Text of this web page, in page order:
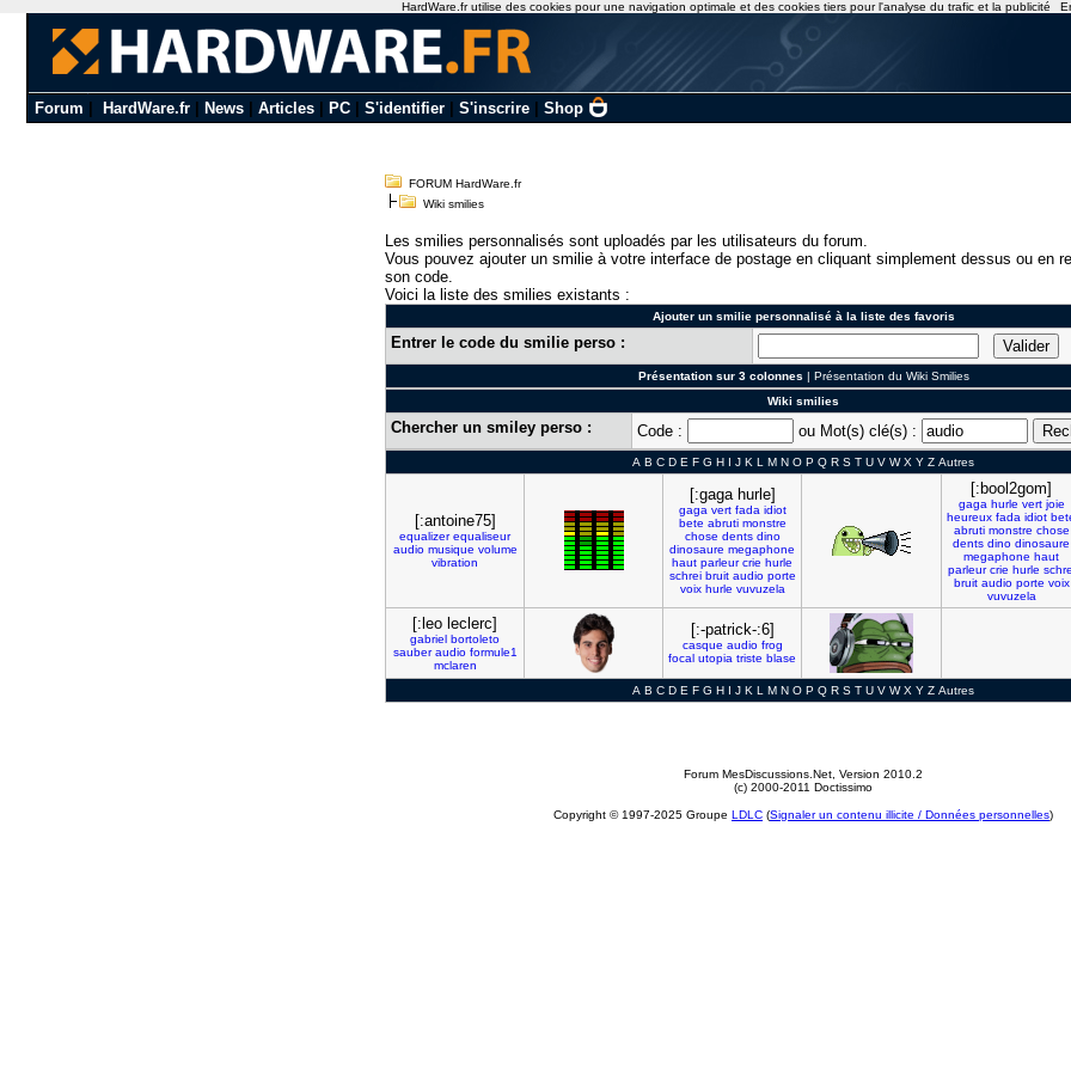
Forum HardWare.fr| News| Articles| PC| S'identifier| S'inscrire| Shop
FORUM HardWare.fr
Wiki smilies
Les smilies personnalisés sont uploadés par les utilisateurs du forum.
Vous pouvez ajouter un smilie à votre interface de postage en cliquant simplement dessus ou en
son code.
Voici la liste des smilies existants :
Ajouter un smilie personnalisé à la liste des favoris
Entrer le code du smilie perso :
Présentation sur 3 colonnes | Présentation du Wiki Smilies
Wiki smilies
Chercher un smiley perso : Code : ou Mot(s) clé(s) :
A B C D E F G H I J K L M N O P Q R S T U V W X Y Z Autres
[:antoine75]
equalizer equaliseur
audio musique volume
vibration
[:gaga hurle]
gaga vert fada idiot
bete abruti monstre
chose dents dino
dinosaure megaphone
haut parleur crie hurle
schrei bruit audio porte
voix hurle vuvuzela
[:bool2gom]
gaga hurle vert joie
heureux fada idiot
abruti monstre chose
dents dino dinosaure
megaphone haut
parleur crie hurle
bruit audio porte voix
vuvuzela
[:leo leclerc]
gabriel bortoleto
sauber audio formule1
mclaren
[:-patrick-:6]
casque audio frog
focal utopia triste blase
A B C D E F G H I J K L M N O P Q R S T U V W X Y Z Autres
Forum MesDiscussions.Net , Version 2010.2
(c) 2000-2011 Doctissimo
Copyright © 1997-2025 Groupe LDLC (Signaler un contenu illicite / Données personnelles)
HardWare.fr utilise des cookies pour une navigation optimale et des cookies tiers pour l'analyse du trafic et la publicité